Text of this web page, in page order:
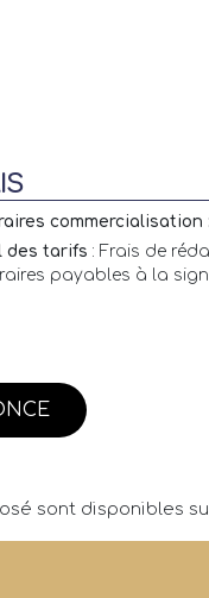
commercialisation :
des tarifs : Frais de
payables à la
sont disponibles